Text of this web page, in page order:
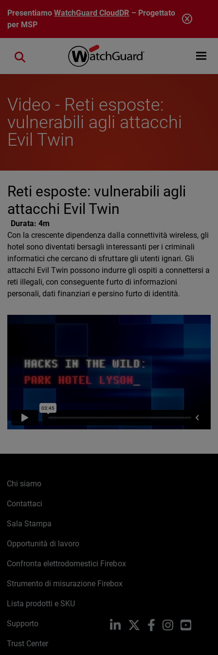
Salta al contenuto principale
PresentiamoWatchGuard CloudDR – Progettato
per MSP
Open
Close search
Video - Reti esposte:
vulnerabili agli attacchi
Evil Twin
Reti esposte: vulnerabili agli
attacchi Evil Twin
Durata: 4m
Con la crescente dipendenza dalla connettività wireless, gli
hotel sono diventati bersagli interessanti per i criminali
informatici che cercano di sfruttare gli utenti ignari. Gli
attacchi Evil Twin possono indurre gli ospiti a connettersi a
reti illegali, con conseguente furto di informazioni
personali, dati finanziari e persino furto di identità.
Chi siamo
Contattaci
Sala Stampa
Opportunità di lavoro
Confronta elettrodomestici Firebox
Strumento di misurazione Firebox
Lista prodotti e SKU
Supporto
Trust Center
LinkedIn FacebookInstagram